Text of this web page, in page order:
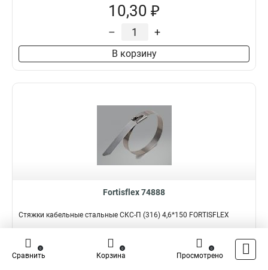
10,30 ₽
– +
В корзину
Fortisflex 74888
Стяжки кабельные стальные СКС-П (316) 4,6*150 FORTISFLEX
Подробнее Сравнить
Наличие:
Сравнить
0
Корзина
0
Просмотрено
0